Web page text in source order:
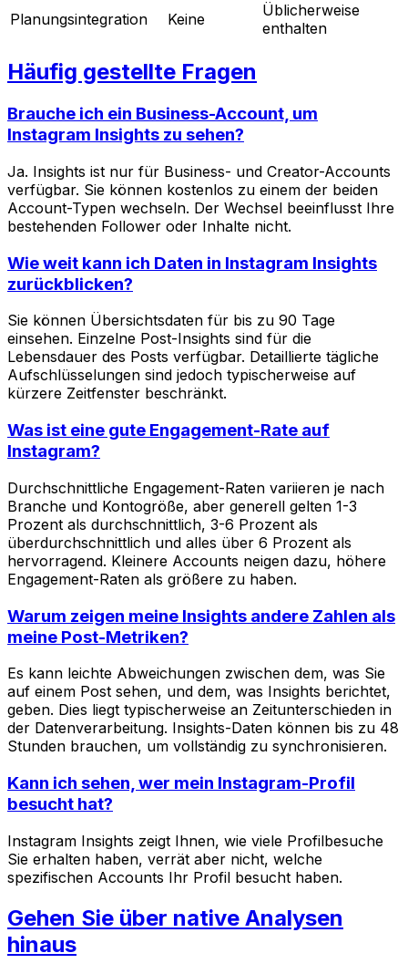
Planungsintegration Keine
Üblicherweise
enthalten
Häufig gestellte Fragen
Brauche ich ein Business-Account, um
Instagram Insights zu sehen?
Ja. Insights ist nur für Business- und Creator-Accounts
verfügbar. Sie können kostenlos zu einem der beiden
Account-Typen wechseln. Der Wechsel beeinflusst Ihre
bestehenden Follower oder Inhalte nicht.
Wie weit kann ich Daten in Instagram Insights
zurückblicken?
Sie können Übersichtsdaten für bis zu 90 Tage
einsehen. Einzelne Post-Insights sind für die
Lebensdauer des Posts verfügbar. Detaillierte tägliche
Aufschlüsselungen sind jedoch typischerweise auf
kürzere Zeitfenster beschränkt.
Was ist eine gute Engagement-Rate auf
Instagram?
Durchschnittliche Engagement-Raten variieren je nach
Branche und Kontogröße, aber generell gelten 1-3
Prozent als durchschnittlich, 3-6 Prozent als
überdurchschnittlich und alles über 6 Prozent als
hervorragend. Kleinere Accounts neigen dazu, höhere
Engagement-Raten als größere zu haben.
Warum zeigen meine Insights andere Zahlen als
meine Post-Metriken?
Es kann leichte Abweichungen zwischen dem, was Sie
auf einem Post sehen, und dem, was Insights berichtet,
geben. Dies liegt typischerweise an Zeitunterschieden in
der Datenverarbeitung. Insights-Daten können bis zu 48
Stunden brauchen, um vollständig zu synchronisieren.
Kann ich sehen, wer mein Instagram-Profil
besucht hat?
Instagram Insights zeigt Ihnen, wie viele Profilbesuche
Sie erhalten haben, verrät aber nicht, welche
spezifischen Accounts Ihr Profil besucht haben.
Gehen Sie über native Analysen
hinaus